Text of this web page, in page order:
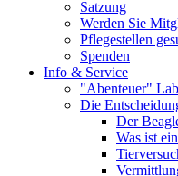
Satzung
Werden Sie
Pflegestellen
Spenden
Info & Service
"Abenteuer"
Die
Der
Was ist